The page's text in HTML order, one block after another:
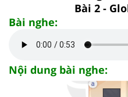
Bài 2 -
Bài nghe:
Nội dung bài nghe: